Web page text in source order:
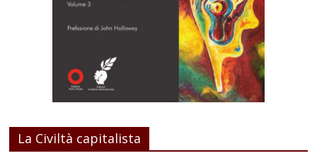
La Civiltà capitalista